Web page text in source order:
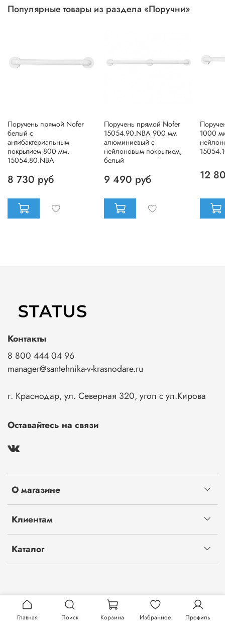
Популярные товары из раздела «Поручни»
Поручень прямой Nofer
белый с
антибактериальным
покрытием 800 мм.
15054.80.NBA
8 730 руб
Поручень прямой Nofer
15054.90.NBA 900 мм
алюминиевый с
нейлоновым покрытием,
белый
9 490 руб
1000
12
О магазине
Клиентам
Каталог
Контакты
8 800 444 04 96
manager@santehnika-v-krasnodare.ru
г. Краснодар, ул. Северная 320, угол с ул.Кирова
Оставайтесь на связи
Главная Поиск Корзина Избранное Профиль